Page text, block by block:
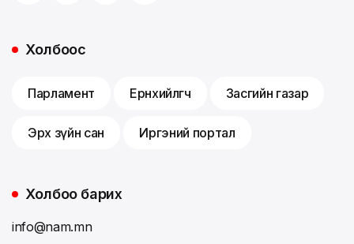
Холбоос
Парламент Ерөнхийлөгч Засгийн газар
Эрх зүйн сан Иргэний портал
Холбоо барих
info@nam.mn